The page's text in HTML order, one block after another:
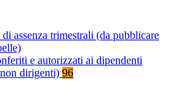
di assenza trimestrali (da pubblicare
e autorizzati ai dipendenti
dirigenti) 96